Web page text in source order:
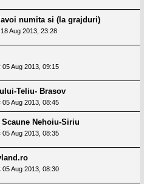
numita si (la grajduri)
18 Aug 2013, 23:28
05 Aug 2013, 09:15
Teliu- Brasov
05 Aug 2013, 08:45
Nehoiu-Siriu
05 Aug 2013, 08:35
05 Aug 2013, 08:30